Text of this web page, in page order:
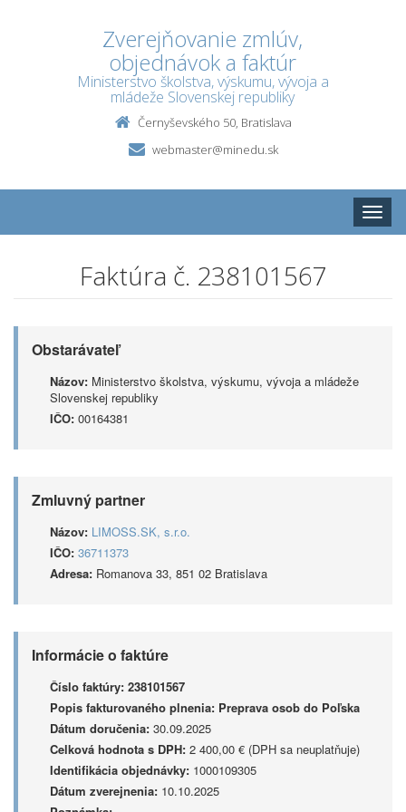
Zverejňovanie zmlúv,
objednávok a faktúr
Ministerstvo školstva, výskumu, vývoja a
mládeže Slovenskej republiky
Černyševského 50, Bratislava
webmaster@minedu.sk
Toggle
Faktúra č. 238101567
Obstarávateľ
Názov: Ministerstvo školstva, výskumu, vývoja a mládeže
Slovenskej republiky
IČO: 00164381
Zmluvný partner
Názov: LIMOSS.SK, s.r.o.
IČO: 36711373
Adresa: Romanova 33, 851 02 Bratislava
Informácie o faktúre
Číslo faktúry: 238101567
Popis fakturovaného plnenia: Preprava osob do Poľska
Dátum doručenia: 30.09.2025
Celková hodnota s DPH: 2 400,00 € (DPH sa neuplatňuje)
Identifikácia objednávky: 1000109305
Dátum zverejnenia: 10.10.2025